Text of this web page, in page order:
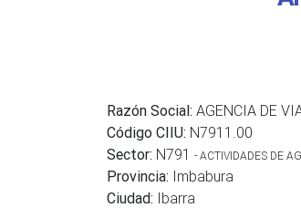
Razón Social: AGENCIA DE
Código CIIU: N7911.00
Sector: N791 - ACTIVIDADES DE
Provincia: Imbabura
Ciudad: Ibarra